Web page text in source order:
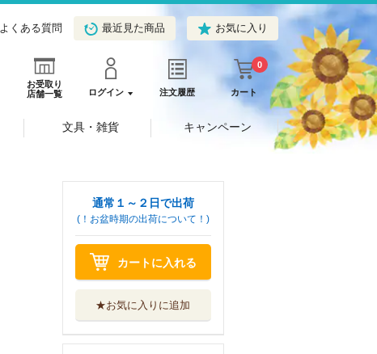
よくある質問 最近見た商品 お気に入り
お受取り
店舗一覧
ログイン 注文履歴 カート
0
文具・雑貨 キャンペーン
通常１～２日で出荷
(！お盆時期の出荷について！)
カートに入れる
★お気に入りに追加
こうふくなおうじ
幸福の科学出版